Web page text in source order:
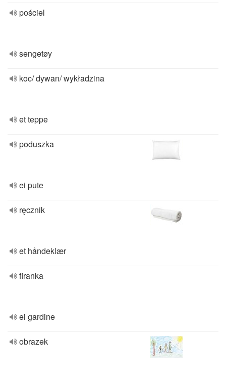
pościel
sengetøy
koc/ dywan/ wykładzina
et teppe
poduszka
ei pute
ręcznik
et håndeklær
firanka
ei gardine
obrazek